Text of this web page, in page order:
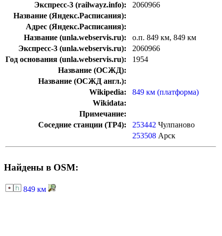
Экспресс-3 (railwayz.info):
2060966
Название (Яндекс.Расписания):
Адрес (Яндекс.Расписания):
Название (unla.webservis.ru):
о.п. 849 км, 849 км
Экспресс-3 (unla.webservis.ru):
2060966
Год основания (unla.webservis.ru):
1954
Название (ОСЖД):
Название (ОСЖД англ.):
Wikipedia:
849 км (платформа)
Wikidata:
Примечание:
Соседние станции (ТР4):
253442 Чулпаново
253508 Арск
Найдены в OSM:
849 км